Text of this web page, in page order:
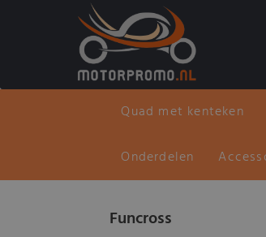
Quad met kenteken
Onderdelen
Funcross